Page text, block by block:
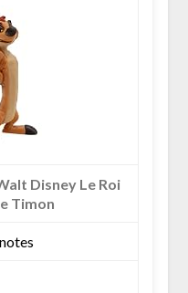
Disney Le Roi
Timon